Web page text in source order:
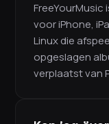
voor iPhone,
Linux die
opgeslagen
verplaatst van